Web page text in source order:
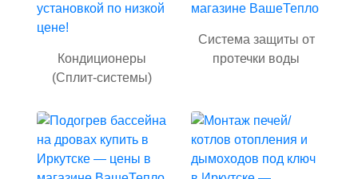
Кондиционеры
(Сплит-системы)
Система защиты от
протечки воды